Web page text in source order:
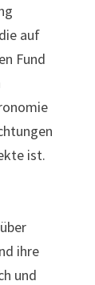
auf
Fund
ist.
ihre
und